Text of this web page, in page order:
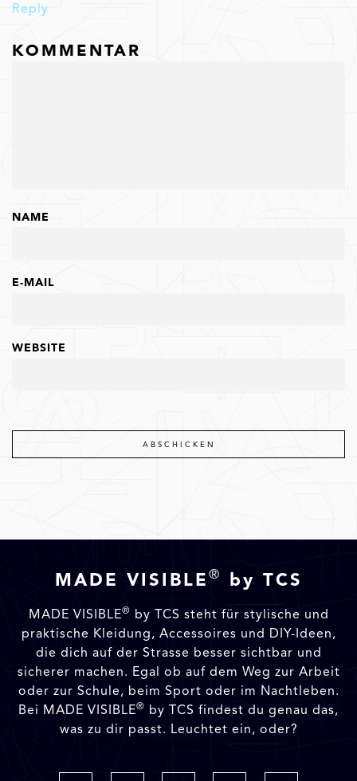
Reply
KOMMENTAR
NAME
E-MAIL
WEBSITE
MADE VISIBLE ® by TCS
MADE VISIBLE® by TCS steht für stylische und
praktische Kleidung, Accessoires und DIY-Ideen,
die dich auf der Strasse besser sichtbar und
sicherer machen. Egal ob auf dem Weg zur Arbeit
oder zur Schule, beim Sport oder im Nachtleben.
Bei MADE VISIBLE® by TCS findest du genau das,
was zu dir passt. Leuchtet ein, oder?